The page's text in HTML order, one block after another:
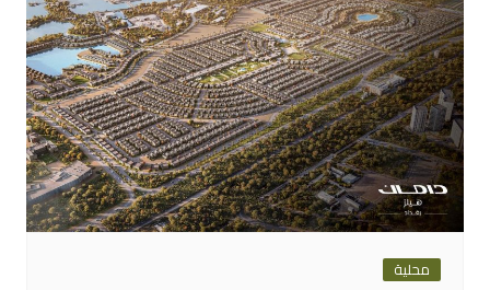
محلية